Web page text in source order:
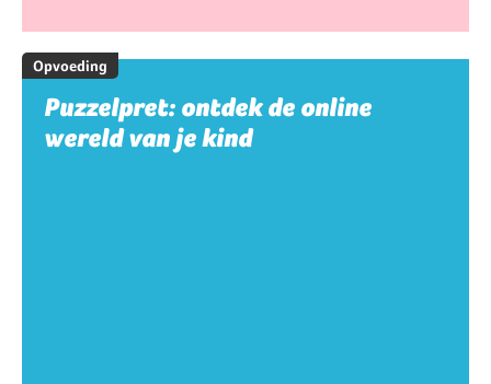
Opvoeding
Puzzelpret: ontdek de online
wereld van je kind